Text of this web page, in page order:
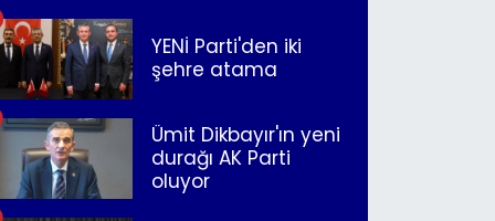
YENİ Parti'den iki
şehre atama
Ümit Dikbayır'ın yeni
durağı AK Parti
oluyor